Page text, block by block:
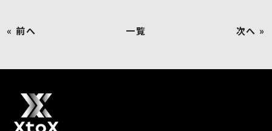
« 前へ 一覧 次へ »